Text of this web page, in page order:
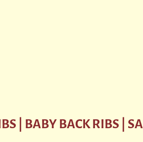
| BABY BACK RIBS |